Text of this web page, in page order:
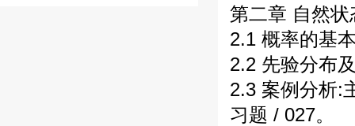
第二章 自然
2.1 概率的基
2.2 先验分布
2.3 案例分析:
习题 / 027。